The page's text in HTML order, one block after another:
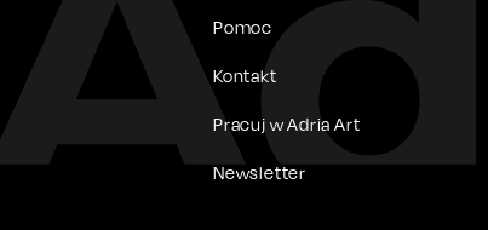
Pomoc
Kontakt
Pracuj w Adria Art
Newsletter